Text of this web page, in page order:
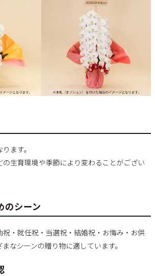
ます。
の生育環境や季節により変わることがござい
のシーン
祝・就任祝・当選祝・結婚祝・お悔み・お供
なシーンの贈り物に適しています。